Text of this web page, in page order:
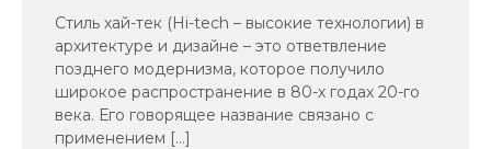
Стиль хай-тек (Hi-tech – высокие технологии) в
архитектуре и дизайне – это ответвление
позднего модернизма, которое получило
широкое распространение в 80-х годах 20-го
века. Его говорящее название связано с
применением […]